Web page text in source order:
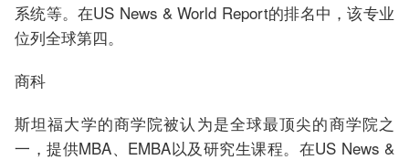
系统等。在US News & World Report的排名中，该专业
位列全球第四。
商科
斯坦福大学的商学院被认为是全球最顶尖的商学院之
一，提供MBA、EMBA以及研究生课程。在US News &